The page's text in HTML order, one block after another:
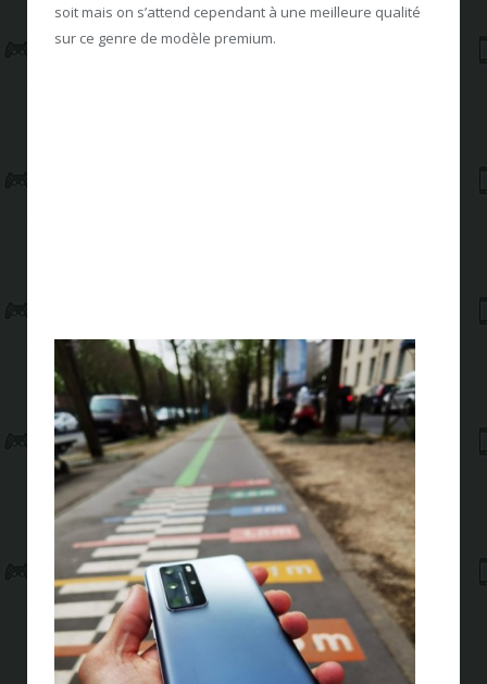
soit mais on s’attend cependant à une meilleure qualité
sur ce genre de modèle premium.